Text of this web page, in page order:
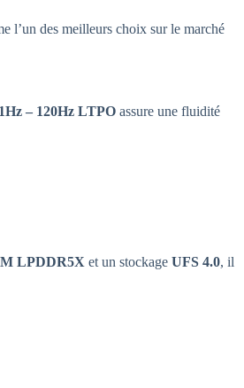
l’un des meilleurs choix sur le marché
1Hz – 120Hz LTPOassure une fluidité
LPDDR5Xet un stockage UFS 4.0, il